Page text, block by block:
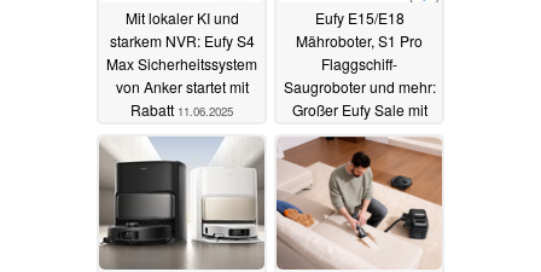
Mit lokaler KI und
starkem NVR: Eufy S4
Max Sicherheitssystem
von Anker startet mit
Rabatt 11.06.2025
Eufy E15/E18
Mähroboter, S1 Pro
Flaggschiff-
Saugroboter und mehr:
Großer Eufy Sale mit
zahlreichen Angeboten
02.06.2025